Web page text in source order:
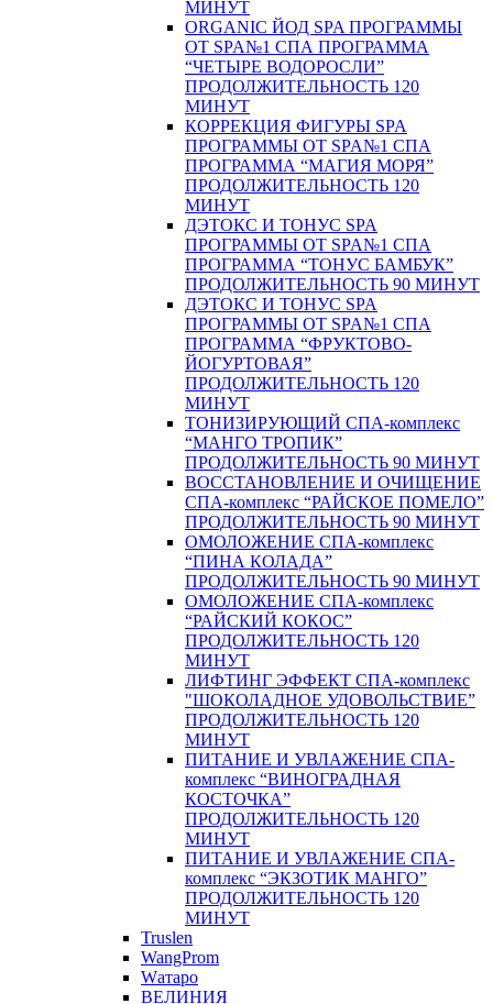
МИНУТ
ORGANIC ЙОД SPA ПРОГРАММЫ
ОТ SPA№1 СПА ПРОГРАММА
“ЧЕТЫРЕ ВОДОРОСЛИ”
ПРОДОЛЖИТЕЛЬНОСТЬ 120
МИНУТ
КОРРЕКЦИЯ ФИГУРЫ SPA
ПРОГРАММЫ ОТ SPA№1 СПА
ПРОГРАММА “МАГИЯ МОРЯ”
ПРОДОЛЖИТЕЛЬНОСТЬ 120
МИНУТ
ДЭТОКС И ТОНУС SPA
ПРОГРАММЫ ОТ SPA№1 СПА
ПРОГРАММА “ТОНУС БАМБУК”
ПРОДОЛЖИТЕЛЬНОСТЬ 90 МИНУТ
ДЭТОКС И ТОНУС SPA
ПРОГРАММЫ ОТ SPA№1 СПА
ПРОГРАММА “ФРУКТОВО-
ЙОГУРТОВАЯ”
ПРОДОЛЖИТЕЛЬНОСТЬ 120
МИНУТ
ТОНИЗИРУЮЩИЙ СПА-комплекс
“МАНГО ТРОПИК”
ПРОДОЛЖИТЕЛЬНОСТЬ 90 МИНУТ
ВОССТАНОВЛЕНИЕ И ОЧИЩЕНИЕ
СПА-комплекс “РАЙСКОЕ ПОМЕЛО”
ПРОДОЛЖИТЕЛЬНОСТЬ 90 МИНУТ
ОМОЛОЖЕНИЕ СПА-комплекс
“ПИНА КОЛАДА”
ПРОДОЛЖИТЕЛЬНОСТЬ 90 МИНУТ
ОМОЛОЖЕНИЕ СПА-комплекс
“РАЙСКИЙ КОКОС”
ПРОДОЛЖИТЕЛЬНОСТЬ 120
МИНУТ
ЛИФТИНГ ЭФФЕКТ СПА-комплекс
"ШОКОЛАДНОЕ УДОВОЛЬСТВИЕ”
ПРОДОЛЖИТЕЛЬНОСТЬ 120
МИНУТ
ПИТАНИЕ И УВЛАЖЕНИЕ СПА-
комплекс “ВИНОГРАДНАЯ
КОСТОЧКА”
ПРОДОЛЖИТЕЛЬНОСТЬ 120
МИНУТ
ПИТАНИЕ И УВЛАЖЕНИЕ СПА-
комплекс “ЭКЗОТИК МАНГО”
ПРОДОЛЖИТЕЛЬНОСТЬ 120
МИНУТ
Truslen
WangProm
Wатаро
ВЕЛИНИЯ